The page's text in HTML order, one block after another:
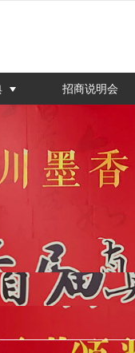
佳浏览体验，推荐
招商说明会